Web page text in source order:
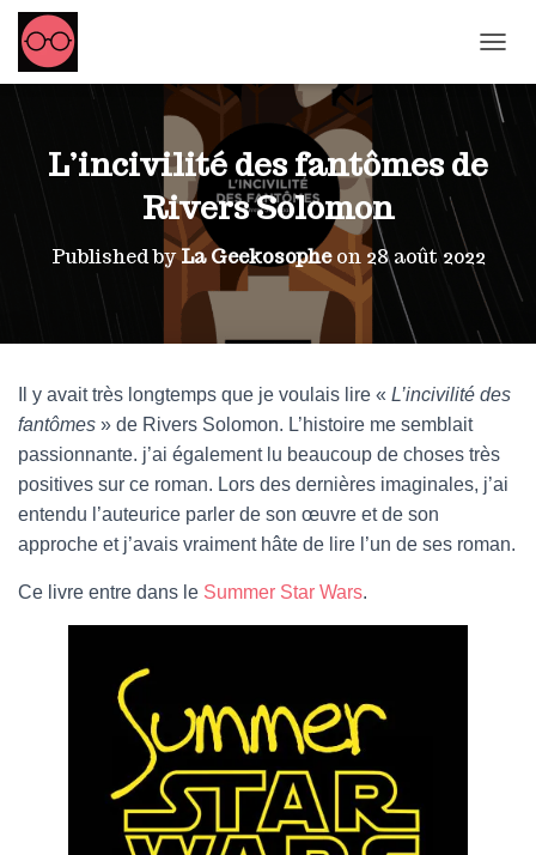
L’incivilité des fantômes de
Rivers Solomon
Published byLa Geekosopheon 28 août 2022
Il y avait très longtemps que je voulais lire « L’incivilité des
fantômes » de Rivers Solomon. L’histoire me semblait
passionnante. j’ai également lu beaucoup de choses très
positives sur ce roman. Lors des dernières imaginales, j’ai
entendu l’auteurice parler de son œuvre et de son
approche et j’avais vraiment hâte de lire l’un de ses roman.
Ce livre entre dans le Summer Star Wars.